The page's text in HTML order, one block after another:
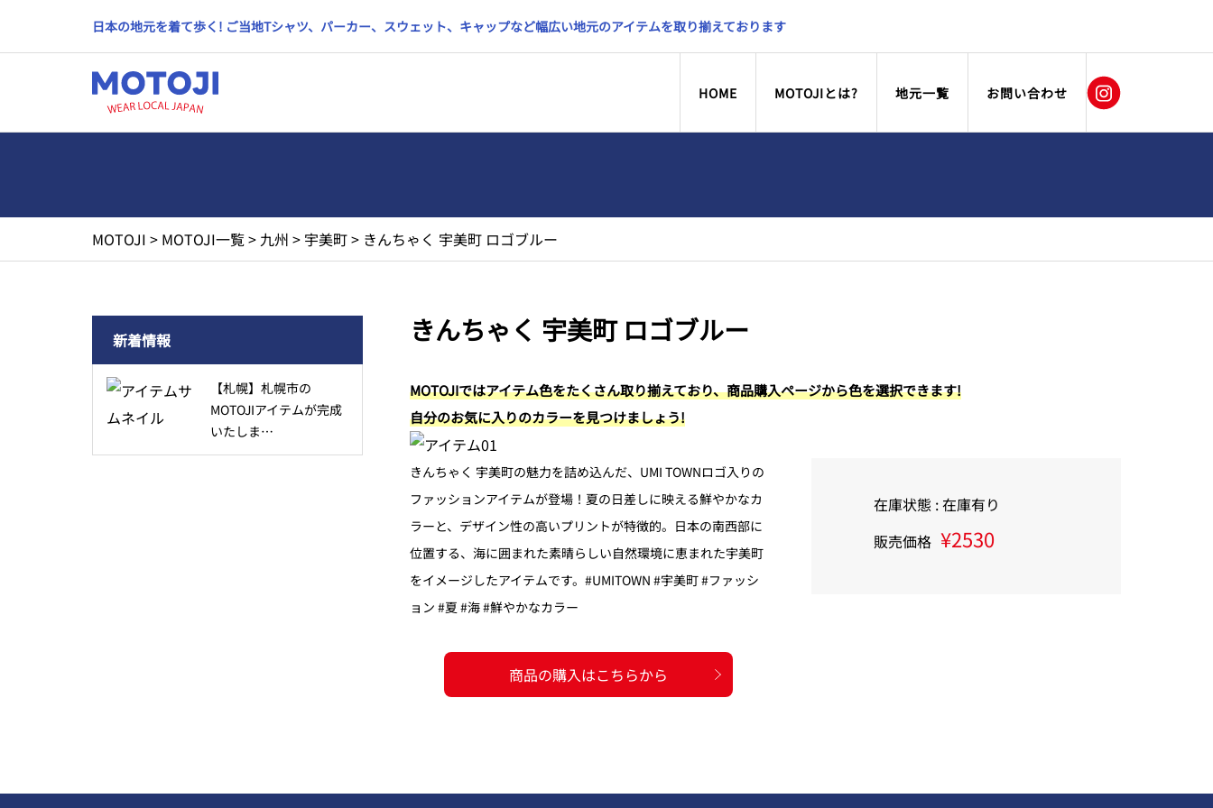
日本の地元を着て歩く! ご当地Tシャツ、パーカー、スウェット、キャップなど幅広い地元のアイテムを取り揃えております
HOME MOTOJIとは? 地元一覧 お問い合わせ
MOTOJI > MOTOJI一覧> 九州 > 宇美町> きんちゃく 宇美町 ロゴブルー
新着情報
【札幌】札幌市の
MOTOJIアイテムが完成
いたしま…
きんちゃく 宇美町 ロゴブルー
MOTOJIではアイテム色をたくさん取り揃えており、商品購入ページから色を選択できます!
自分のお気に入りのカラーを見つけましょう!
きんちゃく 宇美町の魅力を詰め込んだ、UMI TOWNロゴ入りの
ファッションアイテムが登場！夏の日差しに映える鮮やかなカ
ラーと、デザイン性の高いプリントが特徴的。日本の南西部に
位置する、海に囲まれた素晴らしい自然環境に恵まれた宇美町
をイメージしたアイテムです。#UMITOWN #宇美町 #ファッシ
ョン #夏 #海 #鮮やかなカラー
商品の購入はこちらから
在庫状態 : 在庫有り
販売価格 ¥2530